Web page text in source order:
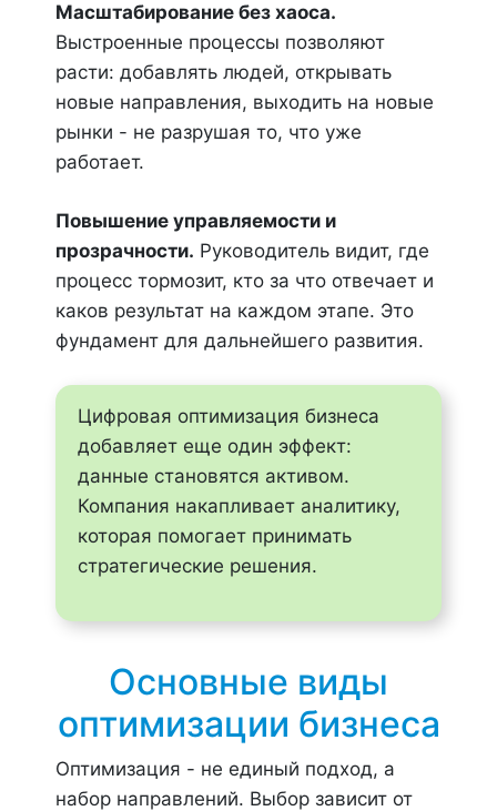
Масштабирование без хаоса.
Выстроенные процессы позволяют
расти: добавлять людей, открывать
новые направления, выходить на новые
рынки - не разрушая то, что уже
работает.
Повышение управляемости и
прозрачности. Руководитель видит, где
процесс тормозит, кто за что отвечает и
каков результат на каждом этапе. Это
фундамент для дальнейшего развития.
Цифровая оптимизация бизнеса
добавляет еще один эффект:
данные становятся активом.
Компания накапливает аналитику,
которая помогает принимать
стратегические решения.
Основные виды
оптимизации бизнеса
Оптимизация - не единый подход, а
набор направлений. Выбор зависит от